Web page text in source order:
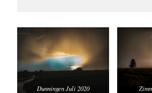
Dunningen Juli 2020